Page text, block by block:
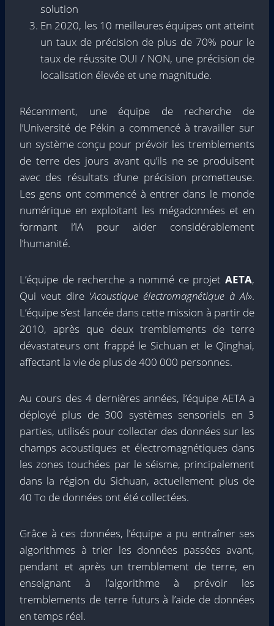
solution
En 2020, les 10 meilleures équipes ont atteint
un taux de précision de plus de 70% pour le
taux de réussite OUI / NON, une précision de
localisation élevée et une magnitude.
Récemment, une équipe de recherche de
l’Université de Pékin a commencé à travailler sur
un système conçu pour prévoir les tremblements
de terre des jours avant qu’ils ne se produisent
avec des résultats d’une précision prometteuse.
Les gens ont commencé à entrer dans le monde
numérique en exploitant les mégadonnées et en
formant l’IA pour aider considérablement
l’humanité.
L’équipe de recherche a nommé ce projet AETA,
Qui veut dire ‘Acoustique électromagnétique à AI».
L’équipe s’est lancée dans cette mission à partir de
2010, après que deux tremblements de terre
dévastateurs ont frappé le Sichuan et le Qinghai,
affectant la vie de plus de 400 000 personnes.
Au cours des 4 dernières années, l’équipe AETA a
déployé plus de 300 systèmes sensoriels en 3
parties, utilisés pour collecter des données sur les
champs acoustiques et électromagnétiques dans
les zones touchées par le séisme, principalement
dans la région du Sichuan, actuellement plus de
40 To de données ont été collectées.
Grâce à ces données, l’équipe a pu entraîner ses
algorithmes à trier les données passées avant,
pendant et après un tremblement de terre, en
enseignant à l’algorithme à prévoir les
tremblements de terre futurs à l’aide de données
en temps réel.